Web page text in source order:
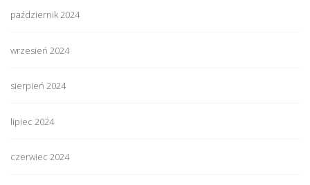
październik 2024
wrzesień 2024
sierpień 2024
lipiec 2024
czerwiec 2024